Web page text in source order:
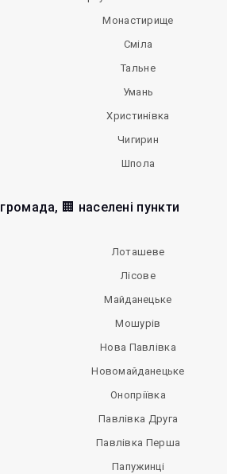
Монастирище
Сміла
Тальне
Умань
Христинівка
Чигирин
Шпола
громада, 🏢 населені пункти
Лоташеве
Лісове
Майданецьке
Мошурів
Нова Павлівка
Новомайданецьке
Онопріївка
Павлівка Друга
Павлівка Перша
Папужинці